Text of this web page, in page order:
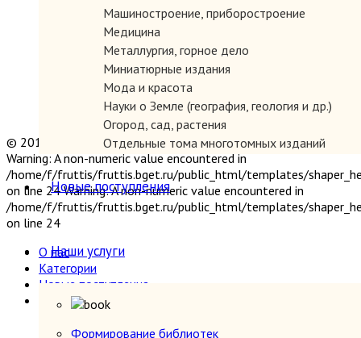
Машиностроение, приборостроение
Медицина
Металлургия, горное дело
Миниатюрные издания
Мода и красота
Науки о Земле (география, геология и др.)
Огород, сад, растения
Отдельные тома многотомных изданий
Открытки
Охота и рыбалка
Педагогика
Политология, геополитика, дипломатия
Промышленность, производство
Религия
Сатира и юмор
Новые поступления
Наши услуги
Формирование библиотек
© 2019 "Параграф" Покупка и продажа антикварных книг
Warning: A non-numeric value encountered in
/home/f/fruttis/fruttis.bget.ru/public_html/templates/
on line 24 Warning: A non-numeric value encountered in
/home/f/fruttis/fruttis.bget.ru/public_html/templates/
on line 24
О нас
Категории
Новые поступления
Наши услуги
Прием книг